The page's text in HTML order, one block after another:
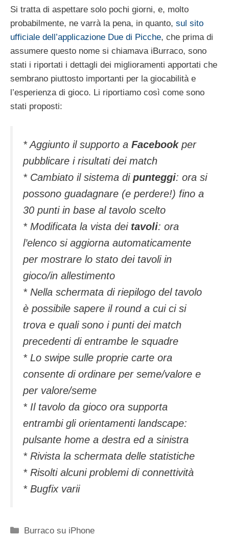
Si tratta di aspettare solo pochi giorni, e, molto
probabilmente, ne varrà la pena, in quanto, sul sito
ufficiale dell’applicazione Due di Picche, che prima di
assumere questo nome si chiamava iBurraco, sono
stati i riportati i dettagli dei miglioramenti apportati che
sembrano piuttosto importanti per la giocabilità e
l’esperienza di gioco. Li riportiamo così come sono
stati proposti:
* Aggiunto il supporto a Facebookper
pubblicare i risultati dei match
* Cambiato il sistema di punteggi: ora si
possono guadagnare (e perdere!) fino a
30 punti in base al tavolo scelto
* Modificata la vista dei tavoli: ora
l’elenco si aggiorna automaticamente
per mostrare lo stato dei tavoli in
gioco/in allestimento
* Nella schermata di riepilogo del tavolo
è possibile sapere il round a cui ci si
trova e quali sono i punti dei match
precedenti di entrambe le squadre
* Lo swipe sulle proprie carte ora
consente di ordinare per seme/valore e
per valore/seme
* Il tavolo da gioco ora supporta
entrambi gli orientamenti landscape:
pulsante home a destra ed a sinistra
* Rivista la schermata delle statistiche
* Risolti alcuni problemi di connettività
* Bugfix varii
Categorie
Burraco su iPhone